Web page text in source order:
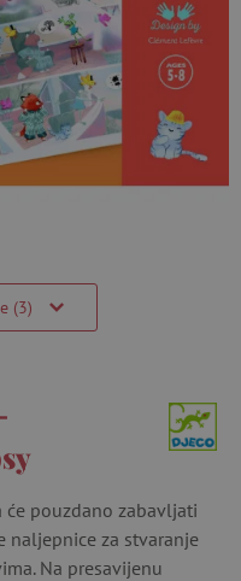
(3)
pouzdano zabavljati
naljepnice za stvaranje
Na presavijenu